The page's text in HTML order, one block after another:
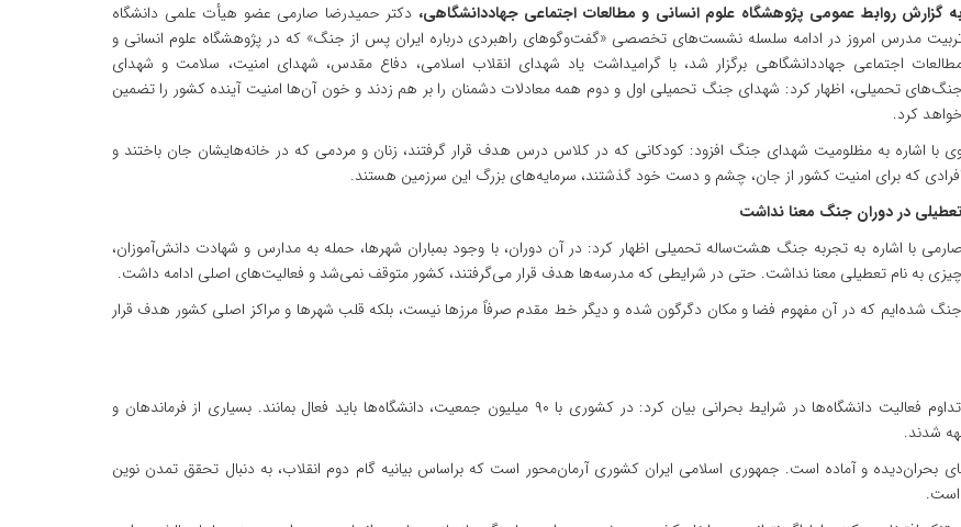
گزارش روابط عمومی پژوهشگاه علوم انسانی و مطالعات اجتماعی جهاددانشگاهی، دکتر حمیدرضا صارمی عضو هیأت علمی دانشگاه
مدرس امروز در ادامه سلسله نشست‌های تخصصی «گفت‌وگوهای راهبردی درباره ایران پس از جنگ» که در پژوهشگاه علوم انسانی و
اجتماعی جهاددانشگاهی برگزار شد، با گرامیداشت یاد شهدای انقلاب اسلامی، دفاع مقدس، شهدای امنیت، سلامت و شهدای
جنگ‌های تحمیلی، اظهار ‌کرد: شهدای جنگ تحمیلی اول و دوم همه معادلات دشمنان را بر هم زدند و خون آن‌ها امنیت آینده کشور را تضمین
خواهد کرد.
با اشاره به مظلومیت شهدای جنگ افزود: کودکانی که در کلاس درس هدف قرار گرفتند، زنان و مردمی که در خانه‌هایشان جان باختند و
افرادی که برای امنیت کشور از جان، چشم و دست خود گذشتند، سرمایه‌های بزرگ این سرزمین هستند.
تعطیلی در دوران جنگ معنا نداشت
صارمی با اشاره به تجربه جنگ هشت‌ساله تحمیلی اظهار کرد: در آن دوران، با وجود بمباران شهرها، حمله به مدارس و شهادت دانش‌آموزان،
چیزی به نام تعطیلی معنا نداشت. حتی در شرایطی که مدرسه‌ها هدف قرار می‌گرفتند، کشور متوقف نمی‌شد و فعالیت‌های اصلی ادامه داشت.
جنگ شده‌ایم که در آن مفهوم فضا و مکان دگرگون شده و دیگر خط مقدم صرفاً مرزها نیست، بلکه قلب شهرها و مراکز اصلی کشور هدف قرار
این عضو هیئت علمی دانشگاه تربیت مدرس با تأکید بر ضرورت تداوم فعالیت دانشگاه‌ها در شرایط بحرانی بیان کرد: در کشوری با ۹۰ میلیون جمعیت، دانشگاه‌ها باید فعال بمانند. بسیاری از فرماندهان و
شدند.
بحران‌دیده و آماده است. جمهوری اسلامی ایران کشوری آرمان‌محور است که براساس بیانیه گام دوم انقلاب، به دنبال تحقق تمدن نوین
است.